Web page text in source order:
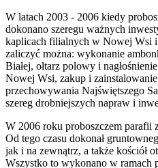
W latach 2003 - 2006 kiedy
dokonano szeregu ważnych
kaplicach filialnych w Nowej Wsi
zaliczyć można: wykonanie
Białej, ołtarz polowy i
Nowej Wsi, zakup i
przechowywania Najświętszego
szereg drobniejszych napraw i
W 2006 roku proboszczem parafii
Od tego czasu dokonał
jak i na zewnątrz, a także kościół
Wszystko to wykonano w ramach